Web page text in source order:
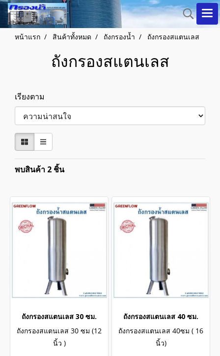
หน้าแรก สินค้าทั้งหมด ถังกรองน้ำ ถังกรองสแตนเลส
ถังกรองสแตนเลส
เรียงตาม
พบสินค้า 2 ชิ้น
ถังกรองสแตนเลส 30 ซม.
ถังกรองสแตนเลส 30 ซม (12
นิ้ว )
ถังกรองสแตนเลส 40 ซม.
ถังกรองสแตนเลส 40ซม ( 16
นิ้ว)